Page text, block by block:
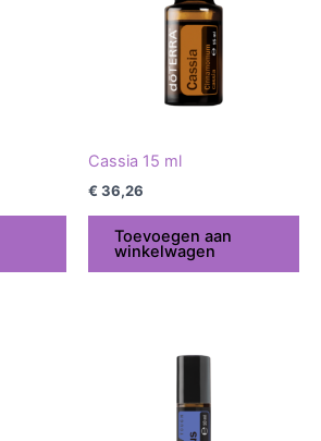
Cassia 15 ml
€ 36,26
Toevoegen aan
winkelwagen